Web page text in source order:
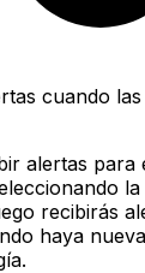
cuando
alertas para
recibirás
haya